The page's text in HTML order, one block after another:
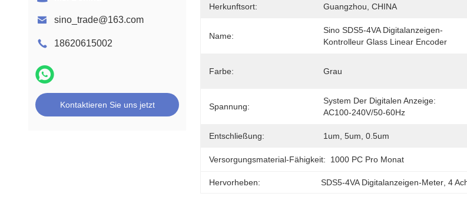
sino_trade@163.com
18620615002
Kontaktieren Sie uns jetzt
Herkunftsort: Guangzhou, CHINA
Name:
Sino SDS5-4VA Digitalanzeigen-
Kontrolleur Glass Linear Encoder
Farbe: Grau
Spannung:
System Der Digitalen Anzeige:
AC100-240V/50-60Hz
Entschließung: 1um, 5um, 0.5um
Versorgungsmaterial-Fähigkeit: 1000 PC Pro Monat
Hervorheben: SDS5-4VA Digitalanzeigen-Meter, 4